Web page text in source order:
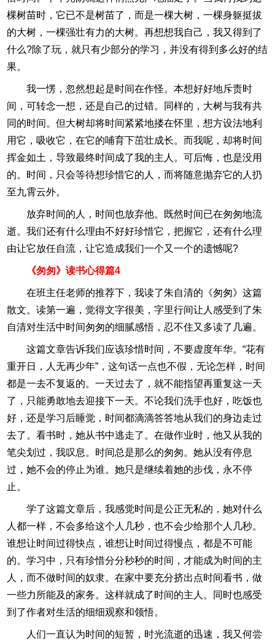
棵树苗时，它已不是树苗了，而是一棵大树，一棵身躯挺拔
的大树，一棵强壮有力的大树。再想想我自己，我又得到了
什么?除了玩，就只有少部分的学习，并没有得到多么好的结
果。
我一愣，忽然想起是时间在作怪。本想好好地斥责时
间，可转念一想，还是自己的过错。同样的，大树与我有共
同的时间。但大树却将时间紧紧地搂在怀里，想方设法地利
用它，吸收它，在它的哺育下茁壮成长。而我呢，却将时间
挥金如土，导致最终时间成了我的主人。可后悔，也是没用
的。时间，只会等待想珍惜它的人，而将随意抛弃它的人扔
至九霄云外。
放弃时间的人，时间也放弃他。既然时间已在匆匆地流
逝。我们还有什么理由不好好珍惜它，把握它，还有什么理
由让它放任自流，让它造成我们一个又一个的遗憾呢?
《匆匆》读书心得篇4
在班主任老师的推荐下，我读了朱自清的《匆匆》这篇
散文。读第一遍，觉得文字很美，字里行间让人感受到了朱
自清对生活中时间匆匆的细腻感悟，忍不住又多读了几遍。
这篇文章告诉我们应该珍惜时间，不要虚度年华。“花有
重开日，人无再少年”，这句话一点也不假，无论怎样，时间
都是一去不复返的。一天过去了，就不能指望再重复这一天
了，只能勇敢地去迎接下一天。不论我们洗手也好，吃饭也
好，还是学习后睡觉，时间都滴滴答答地从我们的身边走过
去了。看书时，她从书中逃走了。在做作业时，他又从我的
笔尖划过，我叹息。时间总是那么的匆匆。她从没有停息
过，她不会的停止为谁。她只是继续着她的步伐，永不停
止。
学了这篇文章后，我感觉时间是公正无私的，她对什么
人都一样，不会多给这个人几秒，也不会少给那个人几秒。
谁想让时间过得快点，谁想让时间过得慢点，都是不可能
的。学习中，只有珍惜分分秒秒的时间，才能成为时间的主
人，而不做时间的奴隶。在家中要充分挤出点时间看书，做
一些力所能及的家务。这样就成了时间的主人。同时也感受
到了作者对生活的细细观察和领悟。
人们一直认为时间的短暂，时光流逝的迅速，我又何尝